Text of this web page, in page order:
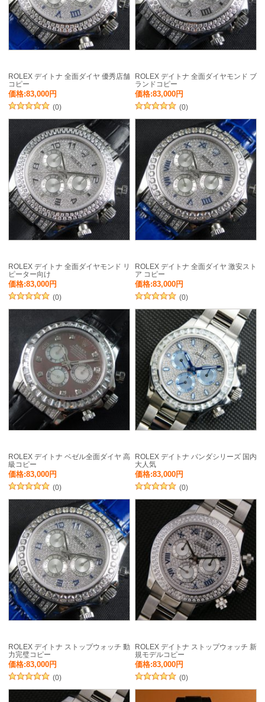
ROLEX デイトナ 全面ダイヤ 優秀店舗
コピー
価格:83,000円
(0)
ROLEX デイトナ 全面ダイヤモンド ブ
ランドコピー
価格:83,000円
(0)
ROLEX デイトナ 全面ダイヤモンド リ
ピーター向け
価格:83,000円
(0)
ROLEX デイトナ 全面ダイヤ 激安スト
ア コピー
価格:83,000円
(0)
ROLEX デイトナ ベゼル全面ダイヤ 高
級コピー
価格:83,000円
(0)
ROLEX デイトナ パンダシリーズ 国内
大人気
価格:83,000円
(0)
ROLEX デイトナ ストップウォッチ 動
力完璧コピー
価格:83,000円
(0)
ROLEX デイトナ ストップウォッチ 新
規モデルコピー
価格:83,000円
(0)